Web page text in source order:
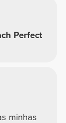
Perfect
minhas